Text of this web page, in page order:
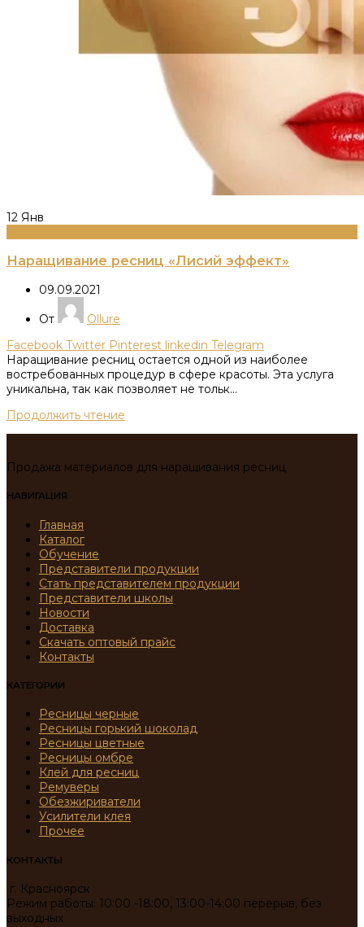
12 Янв
Наращивание ресниц «Лисий эффект»
09.09.2021
От
Ollure
Facebook Twitter Pinterest linkedin Telegram
Наращивание ресниц остается одной из наиболее
востребованных процедур в сфере красоты. Эта услуга
уникальна, так как позволяет не тольк...
Продолжить чтение
Продажа материалов для наращивания ресниц
НАВИГАЦИЯ
Главная
Каталог
Обучение
Представители продукции
Стать представителем продукции
Представители школы
Новости
Доставка
Скачать оптовый прайс
Контакты
КАТЕГОРИИ
Ресницы черные
Ресницы горький шоколад
Ресницы цветные
Ресницы омбре
Клей для ресниц
Ремуверы
Обезжириватели
Усилители клея
Прочее
КОНТАКТЫ
г. Красноярск
Режим работы: 10:00 -18:00, 13:00-14:00 перерыв, без
выходных